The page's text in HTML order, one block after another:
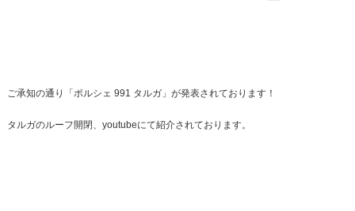
ご承知の通り「ポルシェ 991 タルガ」が発表されております！
タルガのルーフ開閉、youtubeにて紹介されております。